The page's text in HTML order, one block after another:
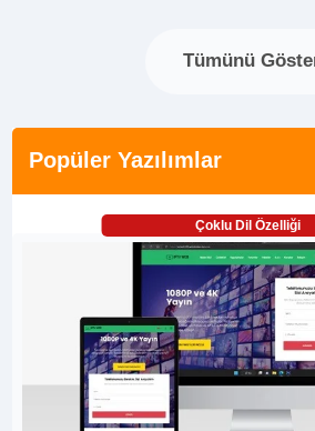
Tümünü
Popüler Yazılımlar
Çoklu Dil Özelliği